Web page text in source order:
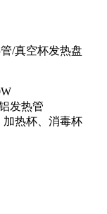
/真空杯发热盘
发热管
加热杯、消毒杯